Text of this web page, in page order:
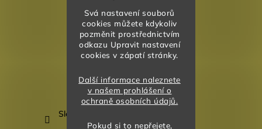
Svá nastavení souborů
cookies můžete kdykoliv
pozměnit prostřednictvím
odkazu Upravit nastavení
cookies v zápatí stránky.
Další informace naleznete
v našem prohlášení o
ochraně osobních údajů.
Pokud si to nepřejete,
Sledovat na Instagramu